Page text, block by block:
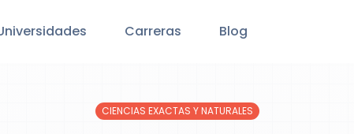
Carreras Blog
CIENCIAS EXACTAS Y NATURALES